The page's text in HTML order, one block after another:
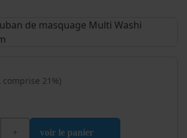
comprise 21%)
Wixx Ruban de masquage Multi Washi
voir le panier